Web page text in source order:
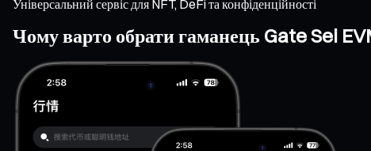
Універсальний сервіс для NFT, DeFi та конфіденційності
Чому варто обрати гаманець Gate Sei